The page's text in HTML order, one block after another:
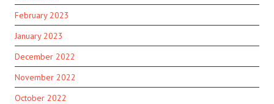
February 2023
January 2023
December 2022
November 2022
October 2022